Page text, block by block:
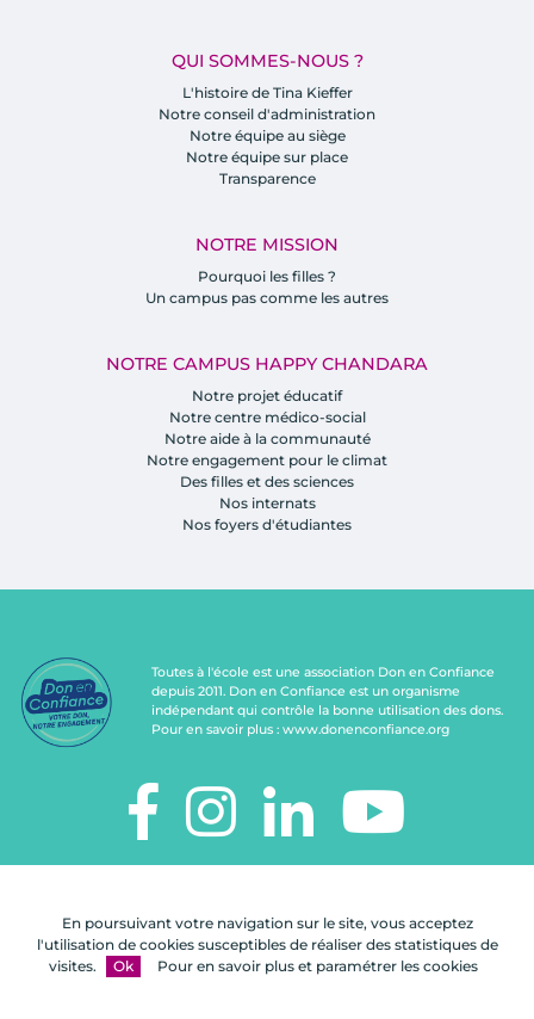
En poursuivant votre navigation sur le site, vous acceptez
l'utilisation de cookies susceptibles de réaliser des statistiques de
visites.
Ok Pour en savoir plus et paramétrer les cookies
QUI SOMMES-NOUS ?
L'histoire de Tina Kieffer
Notre conseil d'administration
Notre équipe au siège
Notre équipe sur place
Transparence
NOTRE MISSION
Pourquoi les filles ?
Un campus pas comme les autres
NOTRE CAMPUS HAPPY CHANDARA
Notre projet éducatif
Notre centre médico-social
Notre aide à la communauté
Notre engagement pour le climat
Des filles et des sciences
Nos internats
Nos foyers d'étudiantes
Toutes à l'école est une association Don en Confiance
depuis 2011. Don en Confiance est un organisme
indépendant qui contrôle la bonne utilisation des dons.
Pour en savoir plus : www.donenconfiance.org
92100 Boulogne-Billancourt